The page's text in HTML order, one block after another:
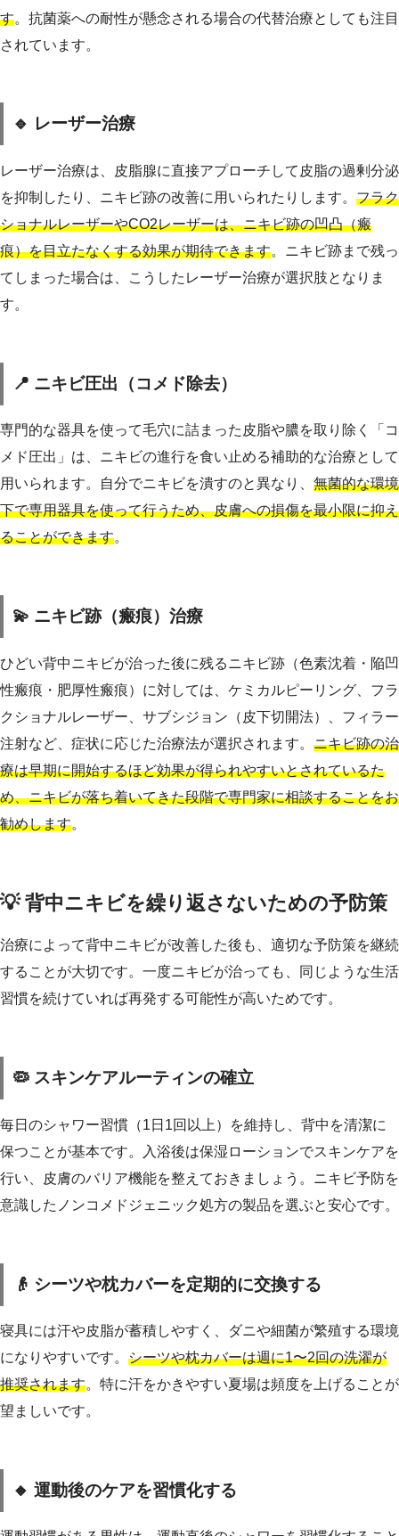
す。抗菌薬への耐性が懸念される場合の代替治療としても注目
されています。
🔹 レーザー治療
レーザー治療は、皮脂腺に直接アプローチして皮脂の過剰分泌
を抑制したり、ニキビ跡の改善に用いられたりします。 フラク
ショナルレーザーやCO2レーザーは、ニキビ跡の凹凸（瘢
痕）を目立たなくする効果が期待できます。ニキビ跡まで残っ
てしまった場合は、こうしたレーザー治療が選択肢となりま
す。
📍 ニキビ圧出（コメド除去）
専門的な器具を使って毛穴に詰まった皮脂や膿を取り除く「コ
メド圧出」は、ニキビの進行を食い止める補助的な治療として
用いられます。自分でニキビを潰すのと異なり、 無菌的な環境
下で専用器具を使って行うため、皮膚への損傷を最小限に抑え
ることができます。
💫 ニキビ跡（瘢痕）治療
ひどい背中ニキビが治った後に残るニキビ跡（色素沈着・陥凹
性瘢痕・肥厚性瘢痕）に対しては、ケミカルピーリング、フラ
クショナルレーザー、サブシジョン（皮下切開法）、フィラー
注射など、症状に応じた治療法が選択されます。 ニキビ跡の治
療は早期に開始するほど効果が得られやすいとされているた
め、ニキビが落ち着いてきた段階で専門家に相談することをお
勧めします。
💡 背中ニキビを繰り返さないための予防策
治療によって背中ニキビが改善した後も、適切な予防策を継続
することが大切です。一度ニキビが治っても、同じような生活
習慣を続けていれば再発する可能性が高いためです。
🦠 スキンケアルーティンの確立
毎日のシャワー習慣（1日1回以上）を維持し、背中を清潔に
保つことが基本です。入浴後は保湿ローションでスキンケアを
行い、皮膚のバリア機能を整えておきましょう。ニキビ予防を
意識したノンコメドジェニック処方の製品を選ぶと安心です。
👴 シーツや枕カバーを定期的に交換する
寝具には汗や皮脂が蓄積しやすく、ダニや細菌が繁殖する環境
になりやすいです。 シーツや枕カバーは週に1〜2回の洗濯が
推奨されます。特に汗をかきやすい夏場は頻度を上げることが
望ましいです。
🔸 運動後のケアを習慣化する